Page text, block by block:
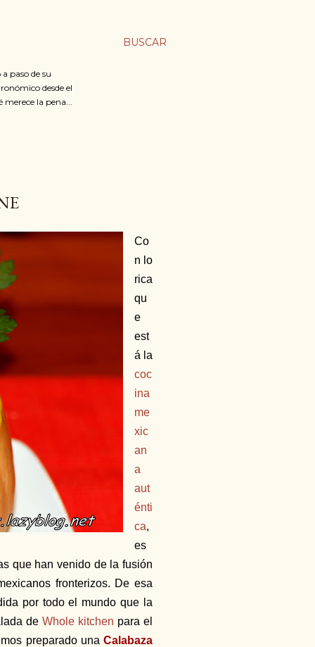
BUSCAR
paso de su
desde el
merece la pena...
Co
n lo
rica
qu
e
est
á la
coc
ina
me
xic
an
a
aut
énti
ca,
es
que han venido de la fusión
fronterizos. De esa
por todo el mundo que la
de Whole kitchen para el
preparado una Calabaza